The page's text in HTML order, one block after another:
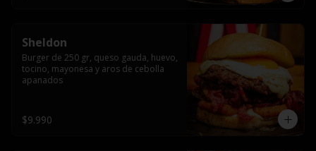
Sheldon
Burger de 250 gr, queso gauda, huevo,
tocino, mayonesa y aros de cebolla
apanados
$9.990